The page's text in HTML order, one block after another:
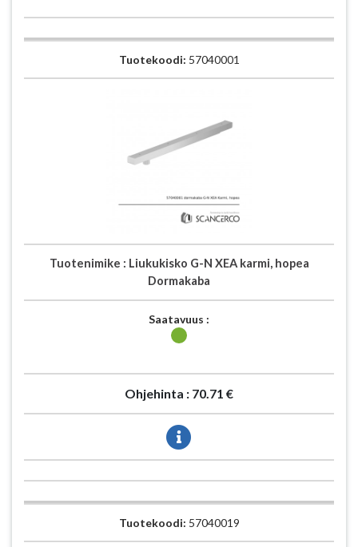
Tuotekoodi: 57040001
Tuotenimike : Liukukisko G-N XEA karmi, hopea
Dormakaba
Saatavuus :
Ohjehinta : 70.71 €
Tuotekoodi: 57040019